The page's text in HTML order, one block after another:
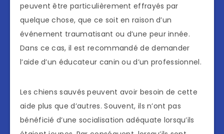
peuvent être particulièrement effrayés par
quelque chose, que ce soit en raison d’un
événement traumatisant ou d’une peur innée.
Dans ce cas, il est recommandé de demander
l’aide d’un éducateur canin ou d’un professionnel.
Les chiens sauvés peuvent avoir besoin de cette
aide plus que d’autres. Souvent, ils n’ont pas
bénéficié d’une socialisation adéquate lorsqu’ils